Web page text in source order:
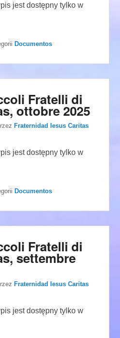
jest dostępny tylko w
Documentos
Fratelli di
ottobre 2025
Fraternidad Iesus Caritas
jest dostępny tylko w
Documentos
Fratelli di
settembre
Fraternidad Iesus Caritas
jest dostępny tylko w